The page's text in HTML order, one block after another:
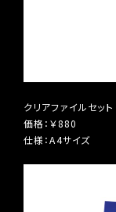
クリアファイルセット
価格：￥880
仕様：A4サイズ